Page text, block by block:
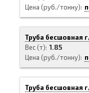
Цена (руб./тонну)
Труба бесшовная
Вес (т) 1.85
Цена (руб./тонну)
Труба бесшовная